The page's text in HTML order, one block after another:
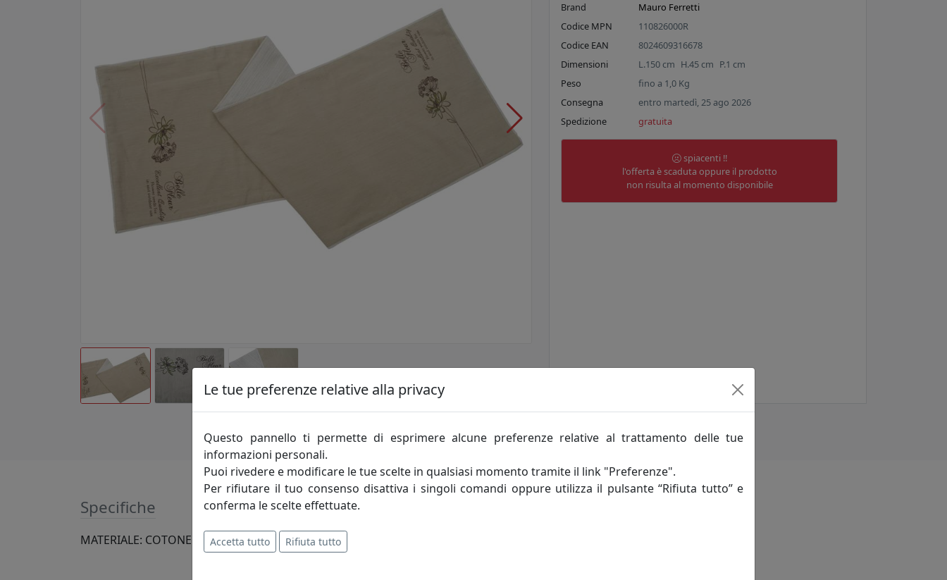
Brand
Mauro Ferretti
Codice MPN
110826000R
Codice EAN
8024609316678
Dimensioni
L.150 cm H.45 cm P.1 cm
Peso
fino a 1,0 Kg
Consegna
entro martedì, 25 ago 2026
Spedizione
gratuita
spiacenti !!
l'offerta è scaduta oppure il prodotto
non risulta al momento disponibile
Specifiche
MATERIALE: COTONE
Le tue preferenze relative alla privacy
Questo pannello ti permette di esprimere alcune preferenze relative al trattamento delle tue
informazioni personali.
Puoi rivedere e modificare le tue scelte in qualsiasi momento tramite il link "Preferenze".
Per rifiutare il tuo consenso disattiva i singoli comandi oppure utilizza il pulsante “Rifiuta tutto” e
conferma le scelte effettuate.
Accetta tutto Rifiuta tutto